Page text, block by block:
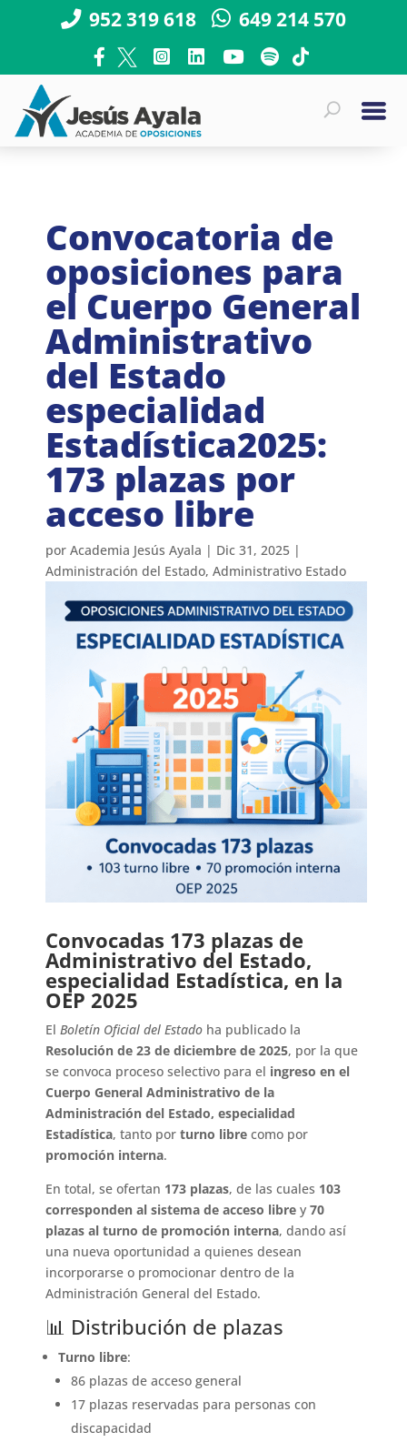
952 319 618 649 214 570
Convocatoria de
oposiciones para
el Cuerpo General
Administrativo
del Estado
especialidad
Estadística2025:
173 plazas por
acceso libre
porAcademia Jesús Ayala | Dic 31, 2025 |
Administración del Estado,Administrativo Estado
Convocadas 173 plazas de
Administrativo del Estado,
especialidad Estadística, en la
OEP 2025
ElBoletín Oficial del Estado ha publicado la
Resolución de 23 de diciembre de 2025, por la que
se convoca proceso selectivo para el ingreso en el
Cuerpo General Administrativo de la
Administración del Estado, especialidad
Estadística, tanto porturno libre como por
promoción interna.
En total, se ofertan 173 plazas, de las cuales 103
corresponden al sistema de acceso libre y70
plazas al turno de promoción interna, dando así
una nueva oportunidad a quienes desean
incorporarse o promocionar dentro de la
Administración General del Estado.
📊 Distribución de plazas
Turno libre:
86 plazas de acceso general
17 plazas reservadas para personas con
discapacidad